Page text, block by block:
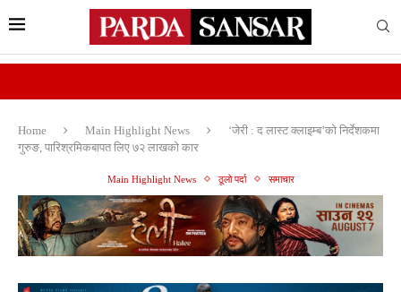
Home Main Highlight News
‘जेरी : द लास्ट क्लाइम्ब’को निर्देशकमा
गुरुङ, पारिश्रमिकबापत लिए ७२ लाखकाे कार
Main Highlight News ठूलो पर्दा समाचार